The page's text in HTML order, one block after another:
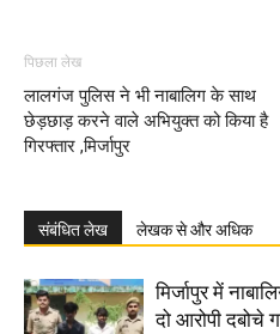
पिछला लेख
लालगंज पुलिस ने भी नाबालिग के साथ
छेड़छाड़ करने वाले अभियुक्त को किया है
गिरफ्तार ,मिर्जापुर
संबंधित लेख लेखक से और अधिक
मिर्जापुर में
दो आरोपी दबोचे